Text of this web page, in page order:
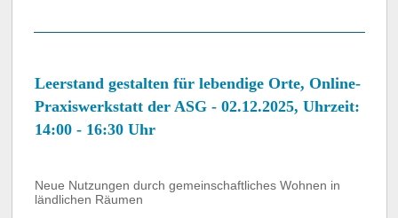
Leerstand gestalten für lebendige Orte, Online-
Praxiswerkstatt der ASG - 02.12.2025, Uhrzeit:
14:00 - 16:30 Uhr
Neue Nutzungen durch gemeinschaftliches Wohnen in
ländlichen Räumen